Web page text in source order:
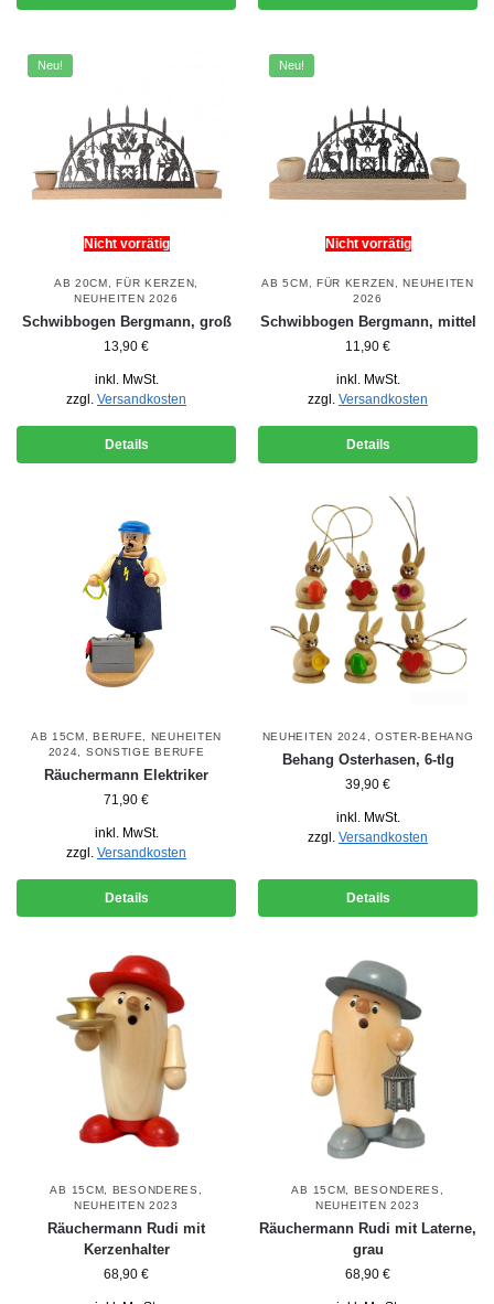
Neu!
Nicht vorrätig
AB 20CM ,FÜR KERZEN
NEUHEITEN 2026
Schwibbogen Bergmann, groß
13,90 €
inkl. MwSt.
zzgl. Versandkosten
Details
Neu!
Nicht vorrätig
AB 5CM FÜR KERZEN ,NEUHEITEN
2026
Schwibbogen Bergmann, mittel
11,90 €
inkl. MwSt.
zzgl. Versandkosten
Details
AB 15CM ,BERUFE
NEUHEITEN
2024
SONSTIGE BERUFE
Räuchermann Elektriker
71,90 €
inkl. MwSt.
zzgl. Versandkosten
Details
NEUHEITEN 2024 OSTER-BEHANG
Behang Osterhasen, 6-tlg
39,90 €
inkl. MwSt.
zzgl. Versandkosten
Details
AB 15CM BESONDERES
NEUHEITEN 2023
Räuchermann Rudi mit
Kerzenhalter
68,90 €
AB 15CM BESONDERES
NEUHEITEN 2023
Räuchermann Rudi mit Laterne,
grau
68,90 €